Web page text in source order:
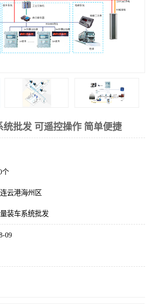
统批发 可遥控操作 简单便捷
个
云港海州区
装车系统批发
09